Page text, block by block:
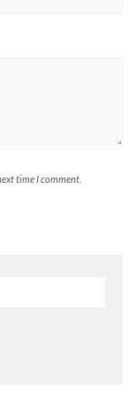
time I comment.